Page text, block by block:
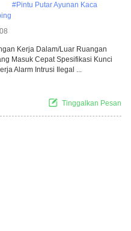
#Pintu Putar Ayunan Kaca
Kerja Dalam/Luar Ruangan
Masuk Cepat Spesifikasi Kunci
Alarm Intrusi Ilegal ...
Tinggalkan Pesan